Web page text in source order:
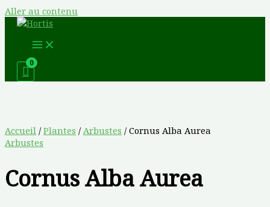
Aller au contenu
Accueil / Plantes / Arbustes / Cornus Alba Aurea
Arbustes
Cornus Alba Aurea